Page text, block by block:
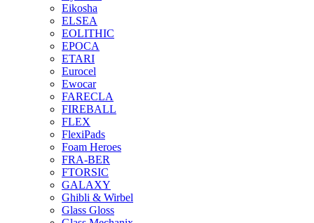
Eikosha
ELSEA
EOLITHIC
EPOCA
ETARI
Eurocel
Ewocar
FARECLA
FIREBALL
FLEX
FlexiPads
Foam Heroes
FRA-BER
FTORSIC
GALAXY
Ghibli & Wirbel
Glass Gloss